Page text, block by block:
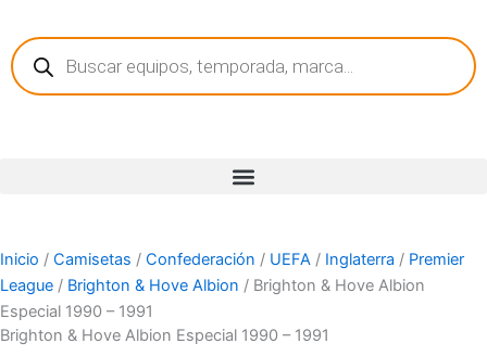
contenido
Búsqueda
de
productos
Inicio / Camisetas / Confederación / UEFA / Inglaterra / Premier
League / Brighton & Hove Albion / Brighton & Hove Albion
Especial 1990 – 1991
Brighton & Hove Albion Especial 1990 – 1991